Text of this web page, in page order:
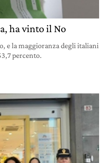
ha vinto il No
e la maggioranza degli italiani
percento.